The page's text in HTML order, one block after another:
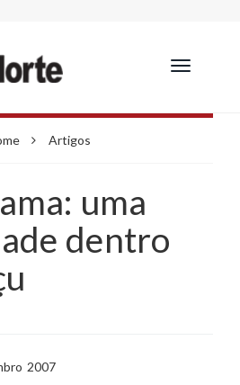
Toggle
Artigos
uma
dentro
2007